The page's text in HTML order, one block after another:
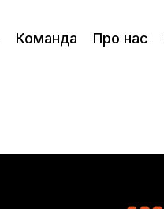
Команда Про нас